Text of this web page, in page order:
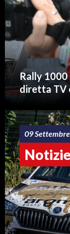
Rally
diretta TV
09